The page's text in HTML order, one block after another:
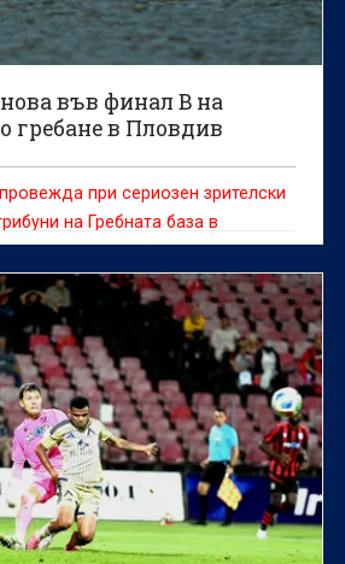
във финал B на
гребане в Пловдив
при сериозен зрителски
на Гребната база в